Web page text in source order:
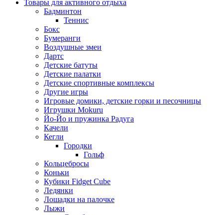
Товары для активного отдыха
Бадминтон
Теннис
Бокс
Бумеранги
Воздушные змеи
Дартс
Детские батуты
Детские палатки
Детские спортивные комплексы
Другие игры
Игровые домики, детские горки и песочницы
Игрушки Mokuru
Йо-Йо и пружинка Радуга
Качели
Кегли
Городки
Гольф
Кольцебросы
Коньки
Кубики Fidget Cube
Ледянки
Лошадки на палочке
Лыжи